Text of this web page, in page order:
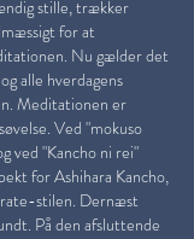
stille, trækker
for at
Nu gælder det
alle hverdagens
Meditationen er
Ved "mokuso
ved "Kancho ni rei"
for Ashihara Kancho,
stilen. Dernæst
På den afsluttende